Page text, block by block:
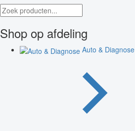
Shop op afdeling
Auto & Diagnose